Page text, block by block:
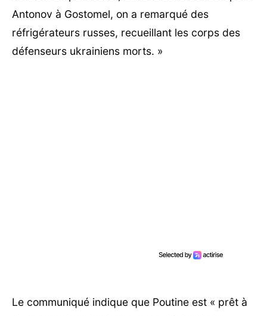
Antonov à Gostomel, on a remarqué des
réfrigérateurs russes, recueillant les corps des
défenseurs ukrainiens morts. »
Le communiqué indique que Poutine est « prêt à